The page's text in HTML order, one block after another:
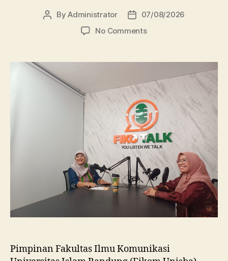
PostByAdministrator
Post
date
07/08/2026
No Commentson
Silaturahmi
Fikom
Unissula,
Pelajari
RPL
dan
Tinjau
Tiga
Laboratorium
Unggulan
Pimpinan Fakultas Ilmu Komunikasi